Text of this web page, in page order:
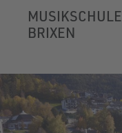
MUSIKSCHULE
BRIXEN